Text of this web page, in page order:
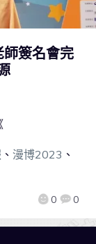
簽名會完
0 0
、 漫博2023 、